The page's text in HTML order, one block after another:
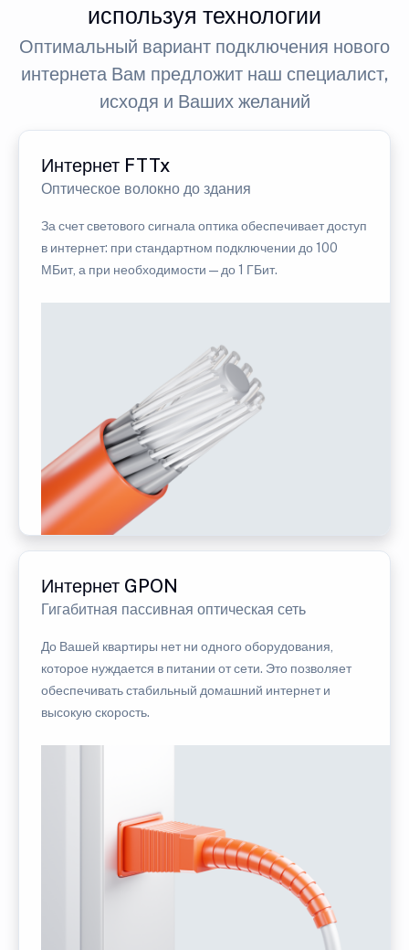
используя технологии
Оптимальный вариант подключения нового
интернета Вам предложит наш специалист,
исходя и Ваших желаний
Интернет FTTx
Оптическое волокно до здания
За счет светового сигнала оптика обеспечивает доступ
в интернет: при стандартном подключении до 100
МБит, а при необходимости — до 1 ГБит.
Интернет GPON
Гигабитная пассивная оптическая сеть
До Вашей квартиры нет ни одного оборудования,
которое нуждается в питании от сети. Это позволяет
обеспечивать стабильный домашний интернет и
высокую скорость.